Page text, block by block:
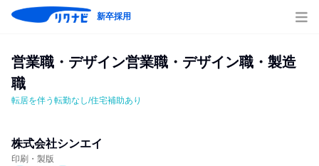
新卒採用
営業職・デザイン営業職・デザイン職・製造
職
転居を伴う転勤なし/住宅補助あり
株式会社シンエイ
印刷・製版